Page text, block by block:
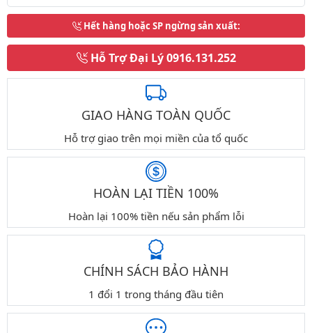
Hết hàng hoặc SP ngừng sản xuất:
Hỗ Trợ Đại Lý0916.131.252
GIAO HÀNG TOÀN QUỐC
Hỗ trợ giao trên mọi miền của tổ quốc
HOÀN LẠI TIỀN 100%
Hoàn lại 100% tiền nếu sản phẩm lỗi
CHÍNH SÁCH BẢO HÀNH
1 đổi 1 trong tháng đầu tiên